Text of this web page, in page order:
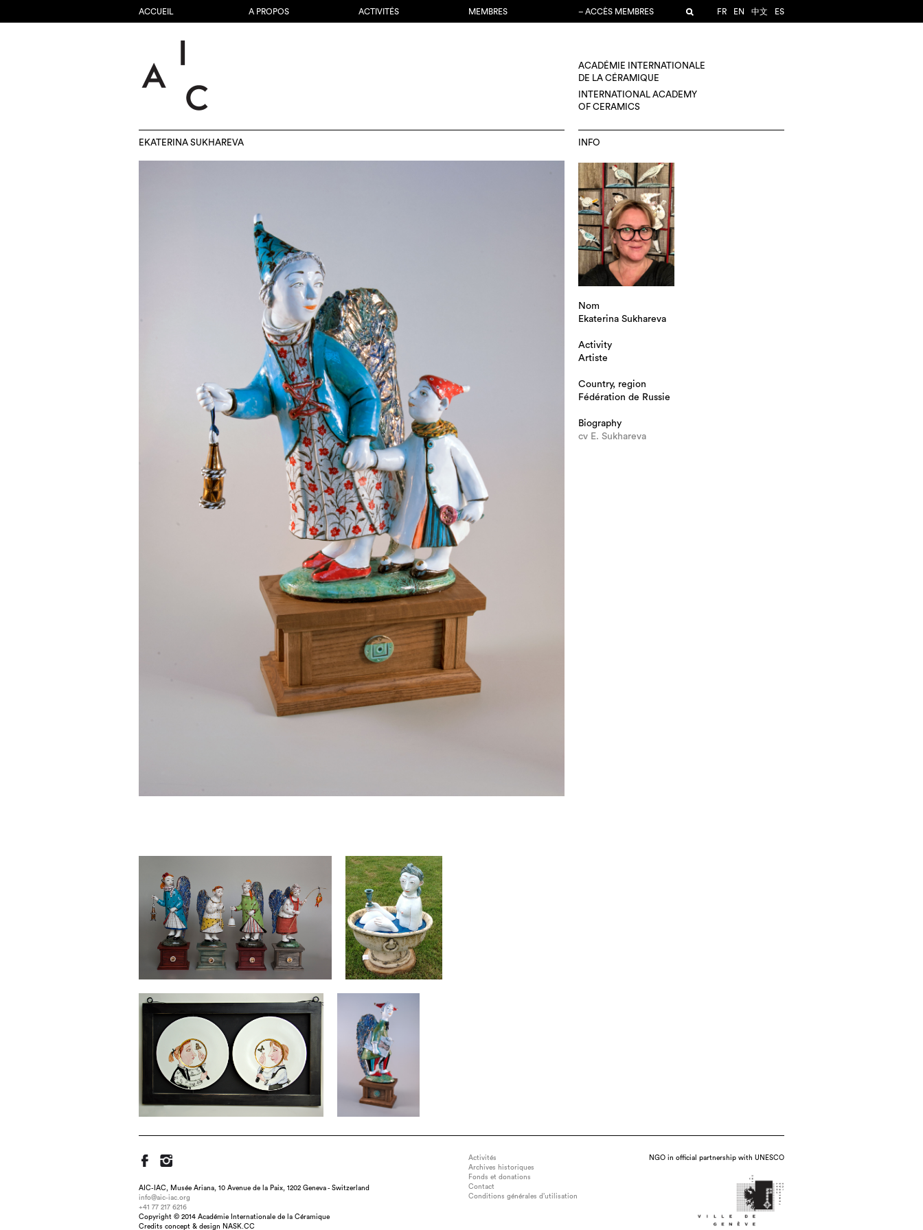
ACCUEIL A PROPOS ACTIVITÉS MEMBRES – ACCÈS MEMBRES FR EN 中文 ES
ACADÉMIE INTERNATIONALE
DE LA CÉRAMIQUE
INTERNATIONAL ACADEMY
OF CERAMICS
EKATERINA SUKHAREVA
Title : Angel with a kid, dimension : h=85 cm, technique : white clay, color glaze, overglaze, wood, date : 2017
INFO
Nom
Ekaterina Sukhareva
Activity
Artiste
Country, region
Fédération de Russie
Biography
cv E. Sukhareva
AIC-IAC, Musée Ariana, 10 Avenue de la Paix, 1202 Geneva - Switzerland
info@aic-iac.org
+41 77 217 6216
Copyright © 2014 Académie Internationale de la Céramique
Credits concept & design NASK.CC
Activités
Archives historiques
Fonds et donations
Contact
Conditions générales d’utilisation
NGO in official partnership with UNESCO